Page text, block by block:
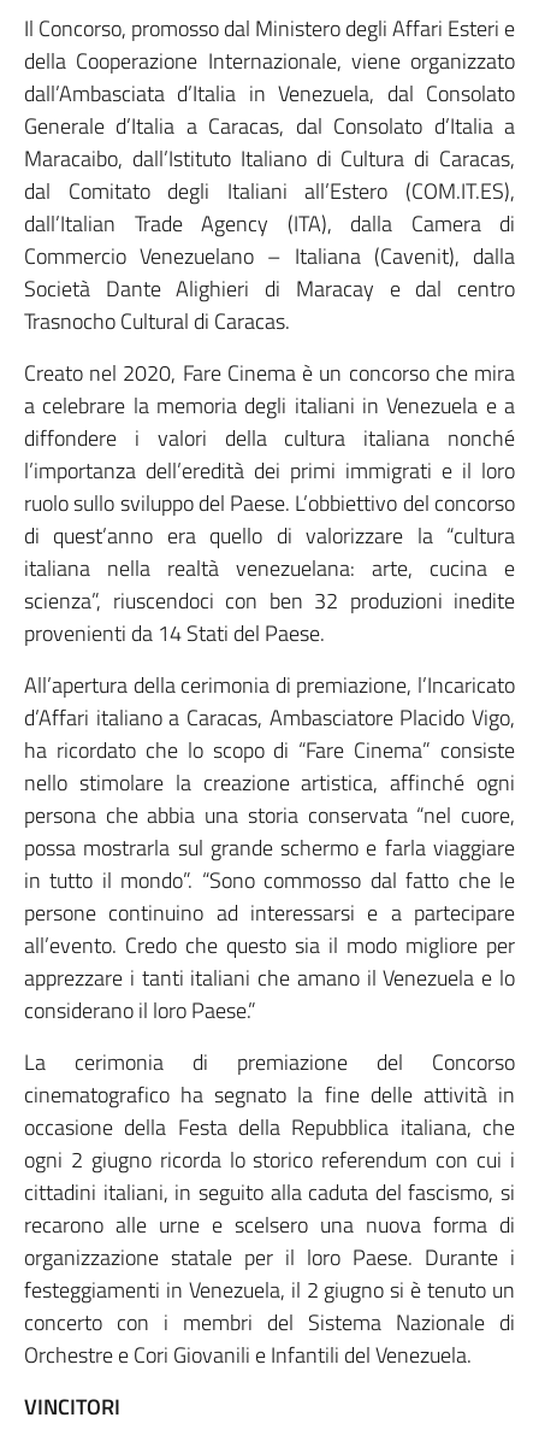
Il Concorso, promosso dal Ministero degli Affari Esteri e
della Cooperazione Internazionale, viene organizzato
dall’Ambasciata d’Italia in Venezuela, dal Consolato
Generale d’Italia a Caracas, dal Consolato d’Italia a
Maracaibo, dall’Istituto Italiano di Cultura di Caracas,
dal Comitato degli Italiani all’Estero (COM.IT.ES),
dall’Italian Trade Agency (ITA), dalla Camera di
Commercio Venezuelano – Italiana (Cavenit), dalla
Società Dante Alighieri di Maracay e dal centro
Trasnocho Cultural di Caracas.
Creato nel 2020, Fare Cinema è un concorso che mira
a celebrare la memoria degli italiani in Venezuela e a
diffondere i valori della cultura italiana nonché
l’importanza dell’eredità dei primi immigrati e il loro
ruolo sullo sviluppo del Paese. L’obbiettivo del concorso
di quest’anno era quello di valorizzare la “cultura
italiana nella realtà venezuelana: arte, cucina e
scienza”, riuscendoci con ben 32 produzioni inedite
provenienti da 14 Stati del Paese.
All’apertura della cerimonia di premiazione, l’Incaricato
d’Affari italiano a Caracas, Ambasciatore Placido Vigo,
ha ricordato che lo scopo di “Fare Cinema” consiste
nello stimolare la creazione artistica, affinché ogni
persona che abbia una storia conservata “nel cuore,
possa mostrarla sul grande schermo e farla viaggiare
in tutto il mondo”. “Sono commosso dal fatto che le
persone continuino ad interessarsi e a partecipare
all’evento. Credo che questo sia il modo migliore per
apprezzare i tanti italiani che amano il Venezuela e lo
considerano il loro Paese.”
La cerimonia di premiazione del Concorso
cinematografico ha segnato la fine delle attività in
occasione della Festa della Repubblica italiana, che
ogni 2 giugno ricorda lo storico referendum con cui i
cittadini italiani, in seguito alla caduta del fascismo, si
recarono alle urne e scelsero una nuova forma di
organizzazione statale per il loro Paese. Durante i
festeggiamenti in Venezuela, il 2 giugno si è tenuto un
concerto con i membri del Sistema Nazionale di
Orchestre e Cori Giovanili e Infantili del Venezuela.
VINCITORI